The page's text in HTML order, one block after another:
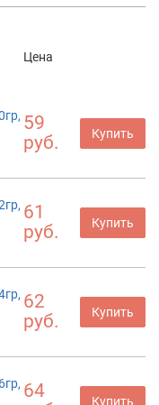
Цена
59
руб.
Купить
61
руб.
Купить
62
руб.
Купить
64
Купить